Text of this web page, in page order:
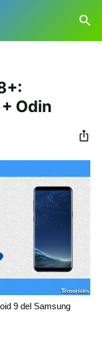
Odin
9 del Samsung